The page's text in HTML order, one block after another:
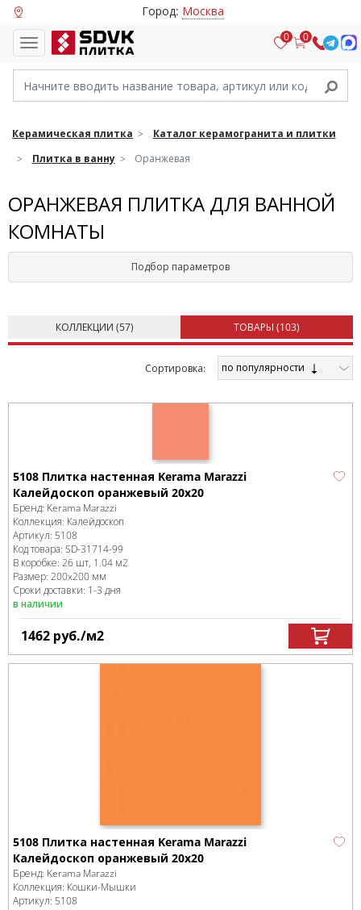
Город: Москва
0 0
Керамическая плитка
Каталог керамогранита и плитки
Плитка в ванну
Оранжевая
ОРАНЖЕВАЯ ПЛИТКА ДЛЯ ВАННОЙ
КОМНАТЫ
Подбор параметров
КОЛЛЕКЦИИ (57) ТОВАРЫ (103)
Cортировка: по популярности
5108 Плитка настенная Kerama Marazzi
Калейдоскоп оранжевый 20х20
Бренд: Kerama Marazzi
Коллекция: Калейдоскоп
Артикул: 5108
Код товара: SD-31714-99
В коробке: 26 шт, 1.04 м2
Размер: 200x200 мм
Сроки доставки: 1-3 дня
в наличии
1462 руб./м2
5108 Плитка настенная Kerama Marazzi
Калейдоскоп оранжевый 20х20
Бренд: Kerama Marazzi
Коллекция: Кошки-Мышки
Артикул: 5108